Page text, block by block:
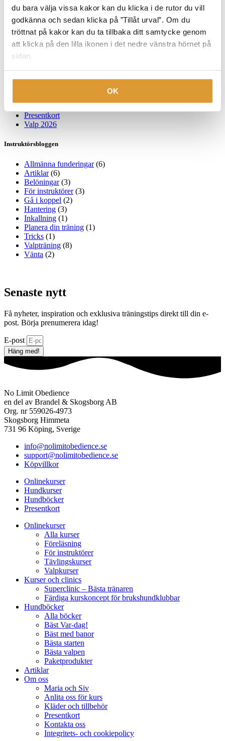
du bara välja vissa kakor kan du klicka i de rutor du vill
godkänna och sedan klicka på ”Tillåt urval”. Om du
tröttnat på kakor kan du ta tillbaka ditt samtycke genom
att klicka på den lilla ikonen i det nedre vänstra hörnet på
sidan.
OK
Kurser
Kurser och clinics
Enskilda
För grupper
Lösenordsskyddad
Onlinekurser
För instruktörer
Föreläsning
Presentkort
Valp 2026
Instruktörsbloggen
Allmänna funderingar(6)
Artiklar(6)
Belöningar(3)
För instruktörer(3)
Gå i koppel (2)
Hantering (3)
Inkallning (1)
Planera din träning (1)
Tricks (1)
Valpträning (8)
Vänta (2)
Senaste nytt
Få nyheter, inspiration och exklusiva träningstips direkt till din e-
post. Börja prenumerera idag!
E-post
Häng med!
No Limit Obedience
en del av Brandel & Skogsborg AB
Org. nr 559026-4973
Skogsborg Himmeta
731 96 Köping, Sverige
info@nolimitobedience.se
support@nolimitobedience.se
Köpvillkor
Onlinekurser
Hundkurser
Hundböcker
Presentkort
Onlinekurser
Alla kurser
Föreläsning
För instruktörer
Tävlingskurser
Valpkurser
Kurser och clinics
Superclinic – Bästa tränaren
Färdiga kurskoncept för brukshundklubbar
Hundböcker
Alla böcker
Bäst Var-dag!
Bäst med banor
Bästa starten
Bästa valpen
Paketprodukter
Artiklar
Om oss
Maria och Siv
Anlita oss för kurs
Kläder och tillbehör
Presentkort
Kontakta oss
Integritets- och cookiepolicy